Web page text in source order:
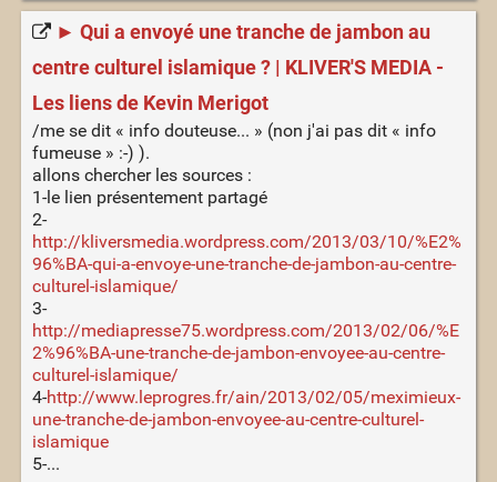
► Qui a envoyé une tranche de jambon au
centre culturel islamique ? | KLIVER'S MEDIA -
Les liens de Kevin Merigot
/me se dit « info douteuse... » (non j'ai pas dit « info
fumeuse » :-) ).
allons chercher les sources :
1-le lien présentement partagé
2-
http://kliversmedia.wordpress.com/2013/03/10/%E2%
96%BA-qui-a-envoye-une-tranche-de-jambon-au-centre-
culturel-islamique/
3-
http://mediapresse75.wordpress.com/2013/02/06/%E
2%96%BA-une-tranche-de-jambon-envoyee-au-centre-
culturel-islamique/
4-http://www.leprogres.fr/ain/2013/02/05/meximieux-
une-tranche-de-jambon-envoyee-au-centre-culturel-
islamique
5-...